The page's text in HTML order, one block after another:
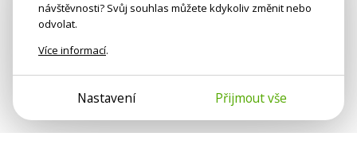
návštěvnosti? Svůj souhlas můžete kdykoliv změnit nebo
odvolat.
Více informací.
Nastavení Přijmout vše